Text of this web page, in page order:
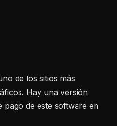
de los sitios más
Hay una versión
pago de este software en